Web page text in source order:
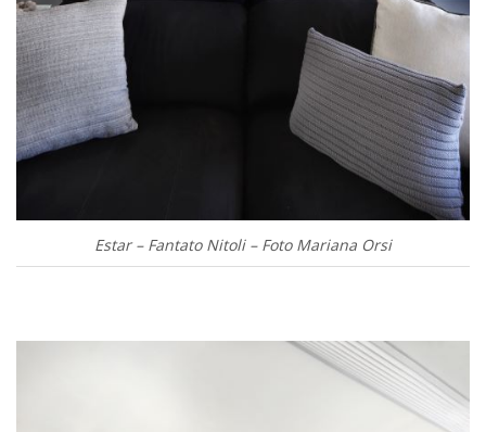
Estar – Fantato Nitoli – Foto Mariana Orsi